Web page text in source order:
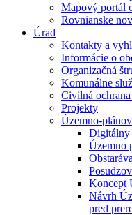
Mapový portál
Rovnianske
Úrad
Kontakty a
Informácie o
Organizačná
Komunálne
Civilná
Projekty
Územno-
Digitálny
Územno
Koncept
Návrh
pred